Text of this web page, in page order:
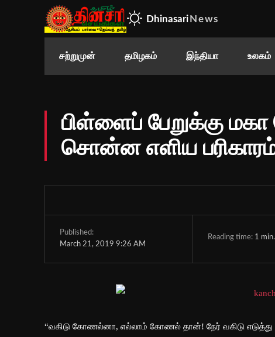
Dhinasari News
சற்றுமுன் தமிழகம் இந்தியா உலகம்
பிள்ளைப் பேறுக்கு மகா
சொன்ன எளிய
Published:
March 21, 2019 9:26 AM
Reading time: 1 min.
“வகிடு கோணல்னா, எல்லாம் கோணல் தான்! நேர் வகிடு